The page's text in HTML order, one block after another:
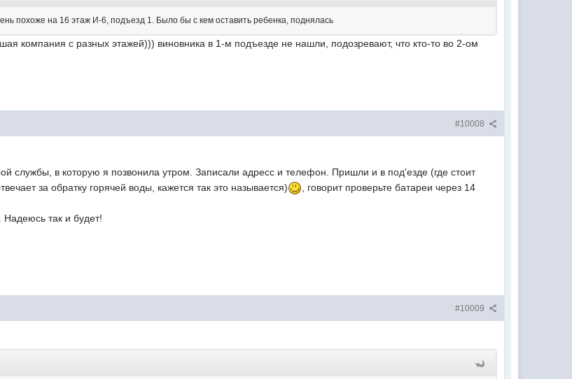
похоже на 16 этаж И-6, подъезд 1. Было бы с кем оставить ребенка, поднялась
компания с разных этажей))) виновника в 1-м подъезде не нашли, подозревают, что кто-то во 2-ом
#10008
службы, в которую я позвонила утром. Записали адресс и телефон. Пришли и в под'езде (где стоит
за обратку горячей воды, кажется так это называется)
, говорит проверьте батареи через 14
Надеюсь так и будет!
#10009